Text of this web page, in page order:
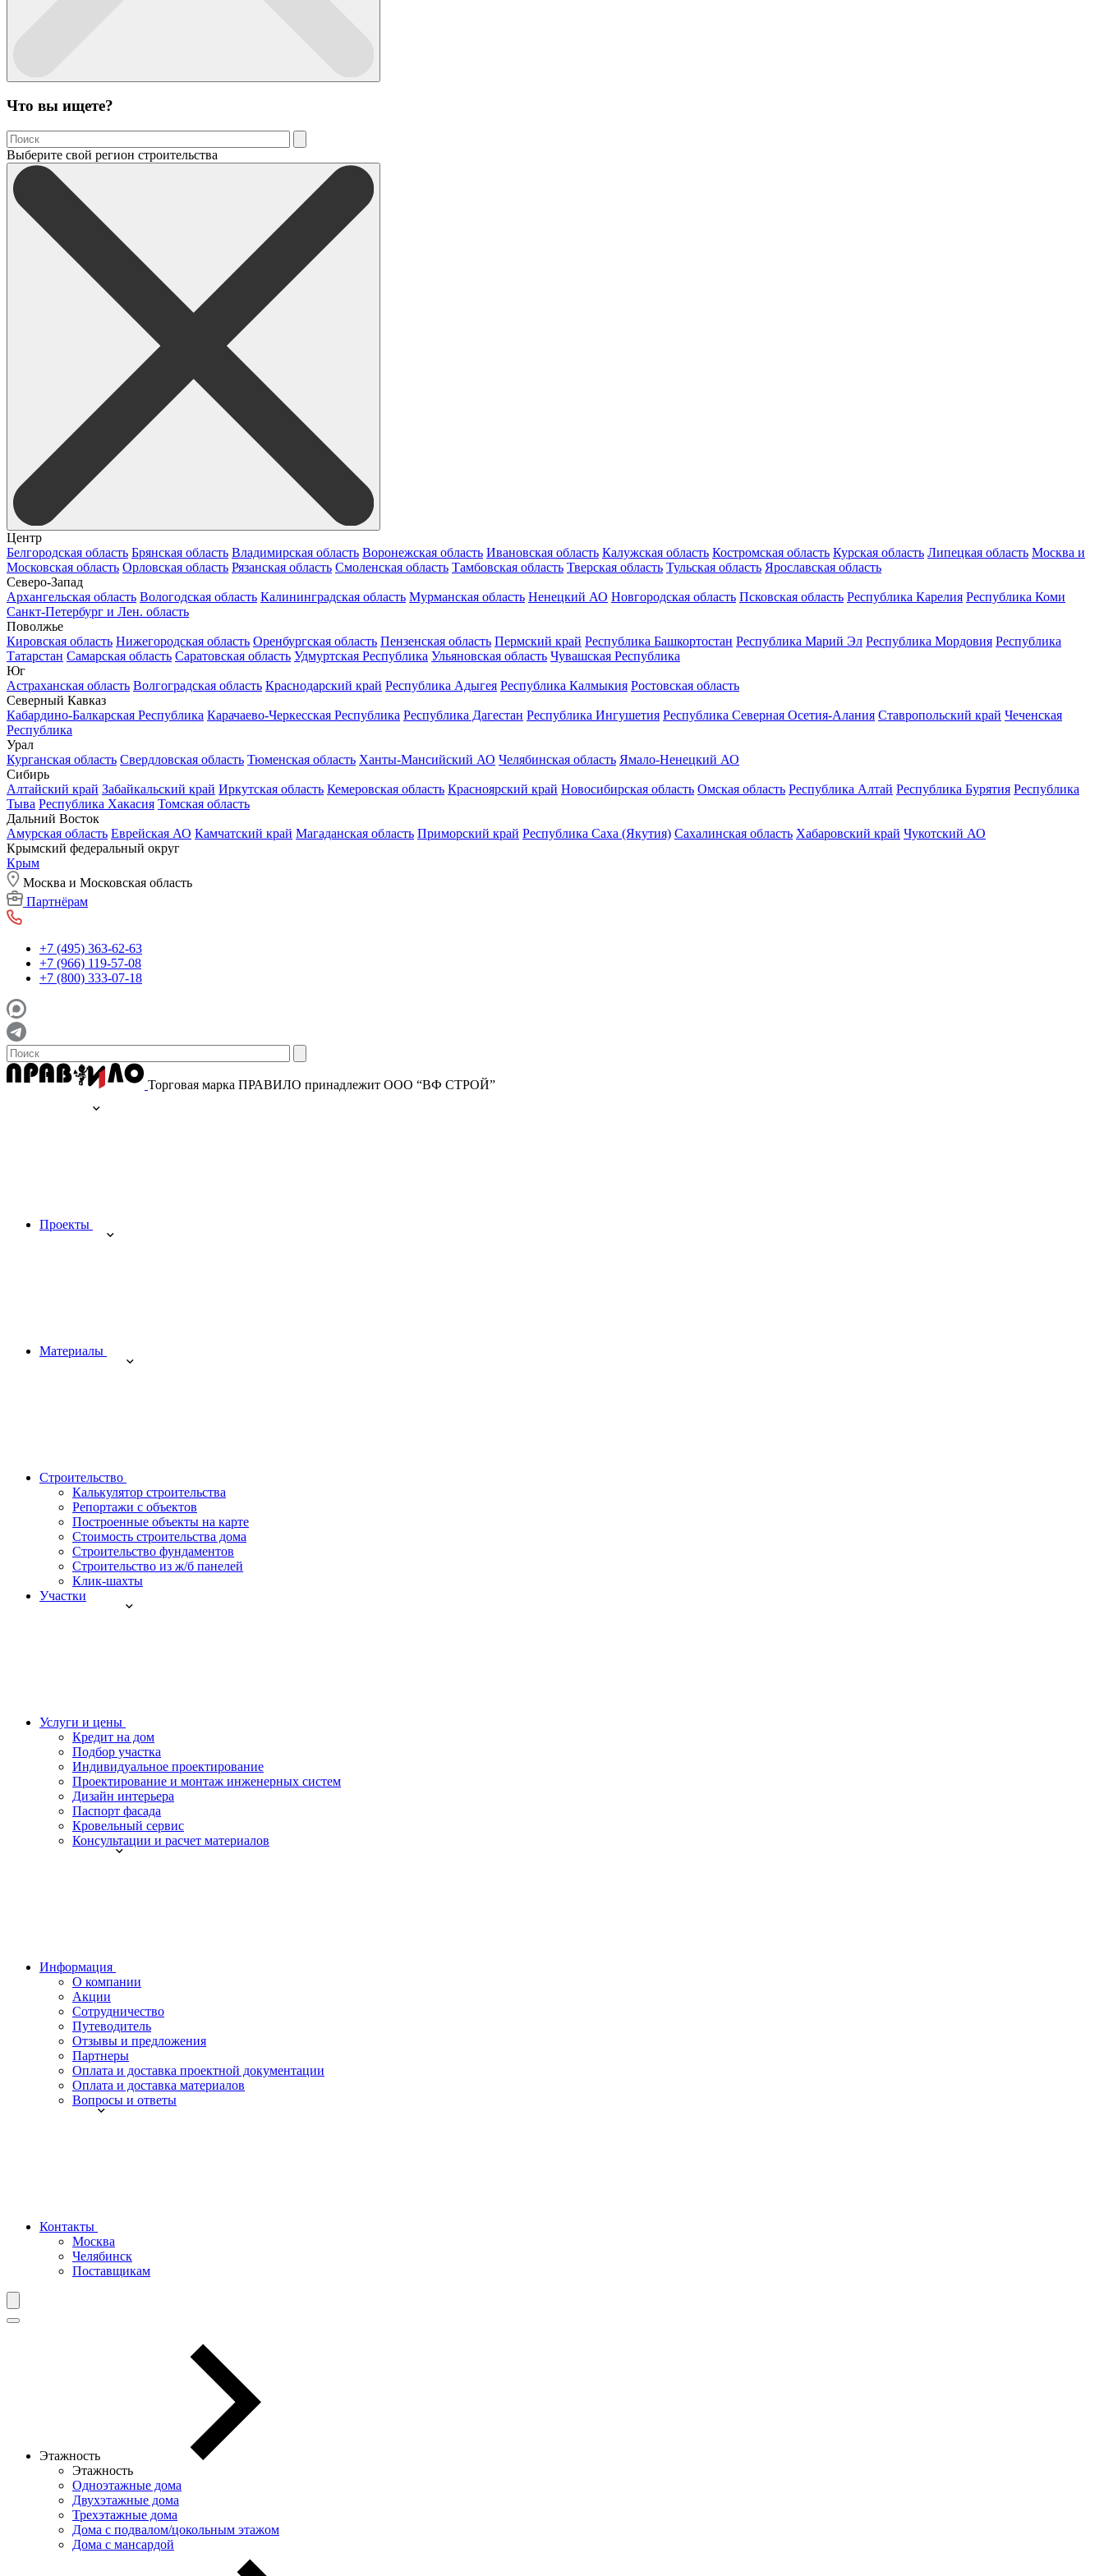
Что вы ищете?
Выберите свой регион строительства
Центр
Белгородская область Брянская область Владимирская область Воронежская область Ивановская область Калужская область Костромская область Курская область Липецкая область Москва и
Московская область Орловская область Рязанская область Смоленская область Тамбовская область Тверская область Тульская область Ярославская область
Северо-Запад
Архангельская область Вологодская область Калининградская область Мурманская область Ненецкий АО Новгородская область Псковская область Республика Карелия Республика Коми
Санкт-Петербург и Лен. область
Поволжье
Кировская область Нижегородская область Оренбургская область Пензенская область Пермский край Республика Башкортостан Республика Марий Эл Республика Мордовия Республика
Татарстан Самарская область Саратовская область Удмуртская Республика Ульяновская область Чувашская Республика
Юг
Астраханская область Волгоградская область Краснодарский край Республика Адыгея Республика Калмыкия Ростовская область
Северный Кавказ
Кабардино-Балкарская Республика Карачаево-Черкесская Республика Республика Дагестан Республика Ингушетия Республика Северная Осетия-Алания Ставропольский край Чеченская
Республика
Урал
Курганская область Свердловская область Тюменская область Ханты-Мансийский АО Челябинская область Ямало-Ненецкий АО
Сибирь
Алтайский край Забайкальский край Иркутская область Кемеровская область Красноярский край Новосибирская область Омская область Республика Алтай Республика Бурятия Республика
Тыва Республика Хакасия Томская область
Дальний Восток
Амурская область Еврейская АО Камчатский край Магаданская область Приморский край Республика Саха (Якутия) Сахалинская область Хабаровский край Чукотский АО
Крымский федеральный округ
Крым
Москва и Московская область
Партнёрам
+7 (495) 363-62-63
+7 (966) 119-57-08
+7 (800) 333-07-18
Торговая марка ПРАВИЛО принадлежит ООО “ВФ СТРОЙ”
Проекты
Материалы
Строительство
Калькулятор строительства
Репортажи с объектов
Построенные объекты на карте
Стоимость строительства дома
Строительство фундаментов
Строительство из ж/б панелей
Клик-шахты
Участки
Услуги и цены
Кредит на дом
Подбор участка
Индивидуальное проектирование
Проектирование и монтаж инженерных систем
Дизайн интерьера
Паспорт фасада
Кровельный сервис
Консультации и расчет материалов
Информация
О компании
Акции
Сотрудничество
Путеводитель
Отзывы и предложения
Партнеры
Оплата и доставка проектной документации
Оплата и доставка материалов
Вопросы и ответы
Контакты
Москва
Челябинск
Поставщикам
Этажность
Этажность
Одноэтажные дома
Двухэтажные дома
Трехэтажные дома
Дома с подвалом/цокольным этажом
Дома с мансардой